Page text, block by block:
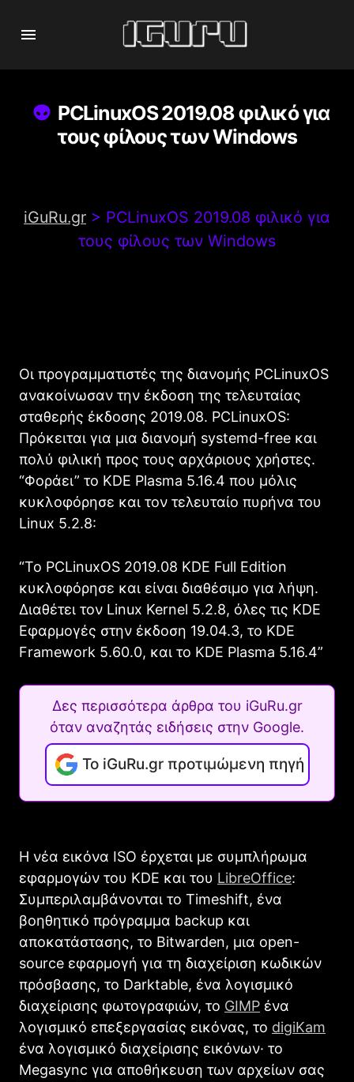
PCLinuxOS 2019.08 φιλικό για
τους φίλους των Windows
iGuRu.gr > PCLinuxOS 2019.08 φιλικό για
τους φίλους των Windows
Οι προγραμματιστές της διανομής PCLinuxOS
ανακοίνωσαν την έκδοση της τελευταίας
σταθερής έκδοσης 2019.08. PCLinuxOS:
Πρόκειται για μια διανομή systemd-free και
πολύ φιλική προς τους αρχάριους χρήστες.
“Φοράει” το KDE Plasma 5.16.4 που μόλις
κυκλοφόρησε και τον τελευταίο πυρήνα του
Linux 5.2.8:
“Το PCLinuxOS 2019.08 KDE Full Edition
κυκλοφόρησε και είναι διαθέσιμο για λήψη.
Διαθέτει τον Linux Kernel 5.2.8, όλες τις KDE
Εφαρμογές στην έκδοση 19.04.3, το KDE
Framework 5.60.0, και το KDE Plasma 5.16.4”
Δες περισσότερα άρθρα του iGuRu.gr
όταν αναζητάς ειδήσεις στην Google.
Το iGuRu.gr προτιμώμενη πηγή
Η νέα εικόνα ISO έρχεται με συμπλήρωμα
εφαρμογών του KDE και του LibreOffice:
Συμπεριλαμβάνονται το Timeshift, ένα
βοηθητικό πρόγραμμα backup και
αποκατάστασης, το Bitwarden, μια open-
source εφαρμογή για τη διαχείριση κωδικών
πρόσβασης, το Darktable, ένα λογισμικό
διαχείρισης φωτογραφιών, το GIMP ένα
λογισμικό επεξεργασίας εικόνας, το digiKam
ένα λογισμικό διαχείρισης εικόνων· το
Megasync για αποθήκευση των αρχείων σας